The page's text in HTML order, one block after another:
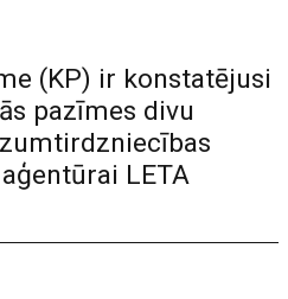
(KP) ir konstatējusi
pazīmes divu
LETA